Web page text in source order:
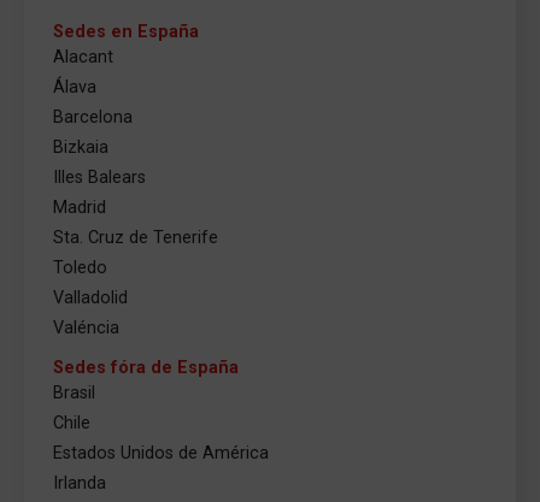
Sedes en España
Alacant
Álava
Barcelona
Bizkaia
Illes Balears
Madrid
Sta. Cruz de Tenerife
Toledo
Valladolid
Valéncia
Sedes fóra de España
Brasil
Chile
Estados Unidos de América
Irlanda